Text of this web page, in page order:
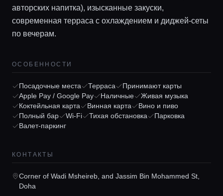
Главная
Гиды
авторских напитка), изысканные закуски,
современная терраса с охлаждением и диджей-сеты
по вечерам.
ОСОБЕННОСТИ
Посадочные места Терраса
Принимают карты
Apple Pay / Google Pay
Наличные
Живая музыка
Коктейльная карта
Винная карта
Вино и пиво
Полный бар
Wi-Fi Тихая обстановка
Парковка
Валет-паркинг
КОНТАКТЫ
Corner of Wadi Msheireb, and Jassim Bin Mohammed St,
Doha